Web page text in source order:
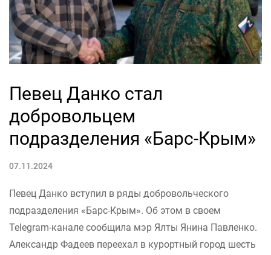
Певец Данко стал
добровольцем
подразделения «Барс-Крым»
07.11.2024
Певец Данко вступил в ряды добровольческого
подразделения «Барс-Крым». Об этом в своем
Telegram-канале сообщила мэр Ялты Янина Павленко.
Александр Фадеев переехал в курортный город шесть